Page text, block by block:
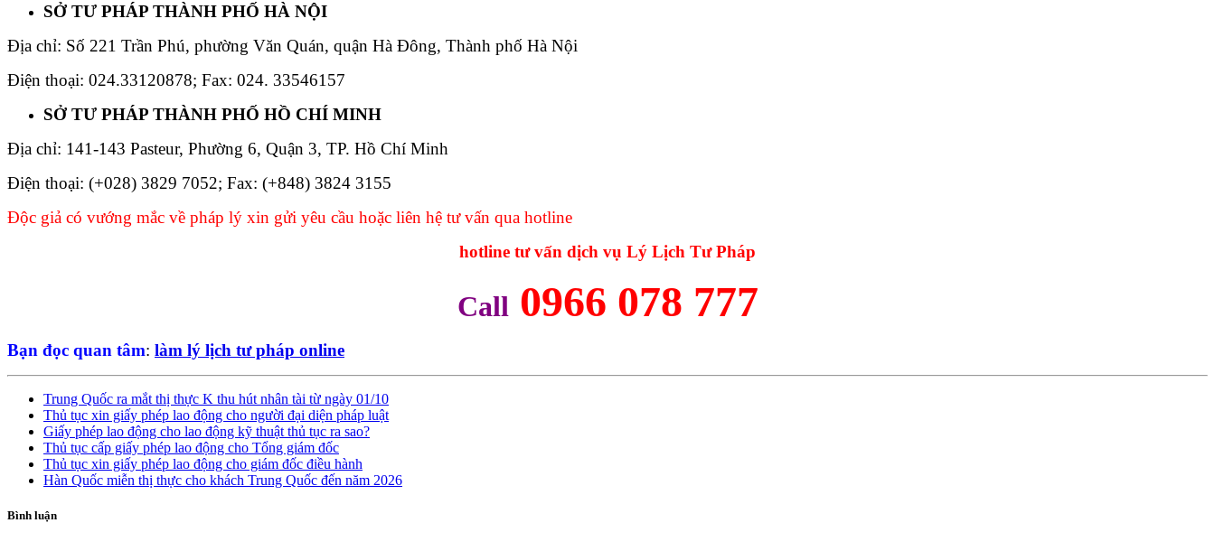
SỞ TƯ PHÁP THÀNH PHỐ HÀ NỘI
Địa chỉ: Số 221 Trần Phú, phường Văn Quán, quận Hà Đông, Thành phố Hà Nội
Điện thoại: 024.33120878; Fax: 024. 33546157
SỞ TƯ PHÁP THÀNH PHỐ HỒ CHÍ MINH
Địa chỉ: 141-143 Pasteur, Phường 6, Quận 3, TP. Hồ Chí Minh
Điện thoại: (+028) 3829 7052; Fax: (+848) 3824 3155
Độc giả có vướng mắc về pháp lý xin gửi yêu cầu hoặc liên hệ tư vấn qua hotline
hotline tư vấn dịch vụ Lý Lịch Tư Pháp
Call 0966 078 777
Bạn đọc quan tâm: làm lý lịch tư pháp online
Trung Quốc ra mắt thị thực K thu hút nhân tài từ ngày 01/10
Thủ tục xin giấy phép lao động cho người đại diện pháp luật
Giấy phép lao động cho lao động kỹ thuật thủ tục ra sao?
Thủ tục cấp giấy phép lao động cho Tổng giám đốc
Thủ tục xin giấy phép lao động cho giám đốc điều hành
Hàn Quốc miễn thị thực cho khách Trung Quốc đến năm 2026
Bình luận